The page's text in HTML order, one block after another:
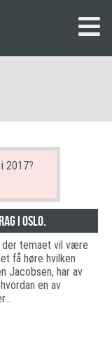
i Oslo.
der temaet vil være
få høre hvilken
Jacobsen, har av
en av